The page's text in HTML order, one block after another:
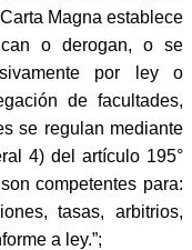
Magna establece
o derogan, o se
por ley o
de facultades,
se regulan mediante
4) del artículo 195°
competentes para:
tasas, arbitrios,
a ley.”;